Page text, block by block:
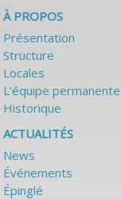
À PROPOS
Présentation
Structure
Locales
L’équipe permanente
Historique
ACTUALITÉS
News
Événements
Épinglé